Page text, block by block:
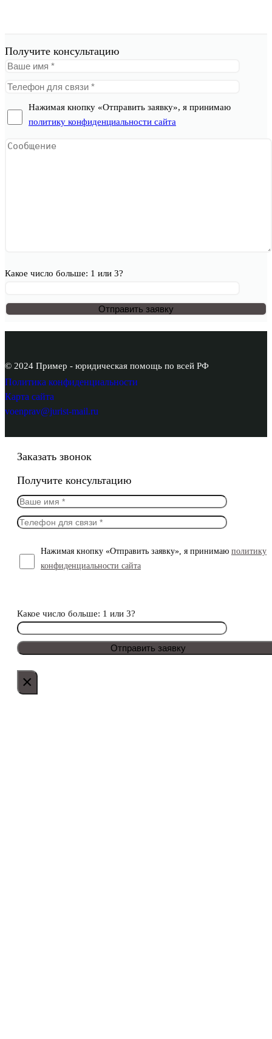
Получите консультацию
Нажимая кнопку «Отправить заявку», я принимаю
политику конфиденциальности сайта
Какое число больше: 1 или 3?
© 2024 Пример - юридическая помощь по всей РФ
Политика конфиденциальности
Карта сайта
voenprav@jurist-mail.ru
Заказать звонок
Получите консультацию
Нажимая кнопку «Отправить заявку», я принимаю политику
конфиденциальности сайта
Какое число больше: 1 или 3?
×